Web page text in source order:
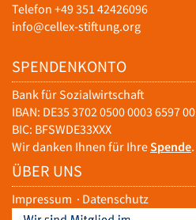
Telefon +49 351 42426096
info@cellex-stiftung.org
SPENDENKONTO
Bank für Sozialwirtschaft
IBAN: DE35 3702 0500 0003 6597 00
BIC: BFSWDE33XXX
Wir danken Ihnen für IhreSpende.
ÜBER UNS
Impressum · Datenschutz